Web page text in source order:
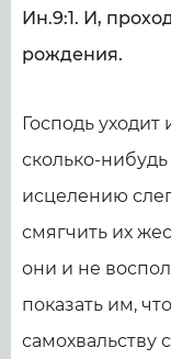
Ин.9:1. И,
рождения.
Господь уходит
сколько-
исцелению
смягчить их
они и не
показать им,
самохвальству